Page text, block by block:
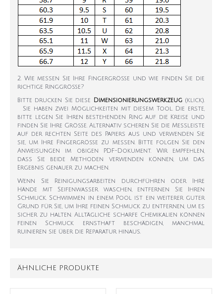
2. Wie messen Sie Ihre Fingergröße und wie finden Sie die
richtige Ringgröße?
Bitte drucken Sie diese Dimensionierungswerkzeug (klick).
Sie haben zwei Möglichkeiten mit diesem Tool. Die erste,
bitte legen Sie Ihren bestehenden Ring auf die Kreise und
finden Sie Ihre Größe. Alternativ scheren Sie die Messleiste
auf der rechten Seite des Papiers aus und verwenden Sie
sie, um Ihre Fingergröße zu messen. Bitte folgen Sie den
Anweisungen im obigen PDF-Dokument. Wir empfehlen,
dass Sie beide Methoden verwenden können, um das
Ergebnis genauer zu machen.
Wenn Sie Reinigungsarbeiten durchführen oder Ihre
Hände mit Seifenwasser waschen, entfernen Sie Ihren
Schmuck. Schwimmen in einem Pool ist ein weiterer guter
Grund für Sie, um Ihre feinen Schmuck zu entfernen, um es
sicher zu halten. Alltägliche scharfe Chemikalien können
feinen Schmuck ernsthaft beschädigen, manchmal
ruinieren sie über die Reparatur hinaus.
ÄHNLICHE PRODUKTE